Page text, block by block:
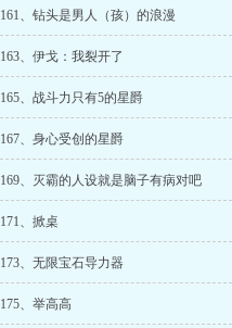
161、钻头是男人（孩）的浪漫
163、伊戈：我裂开了
165、战斗力只有5的星爵
167、身心受创的星爵
169、灭霸的人设就是脑子有病对吧
171、掀桌
173、无限宝石导力器
175、举高高